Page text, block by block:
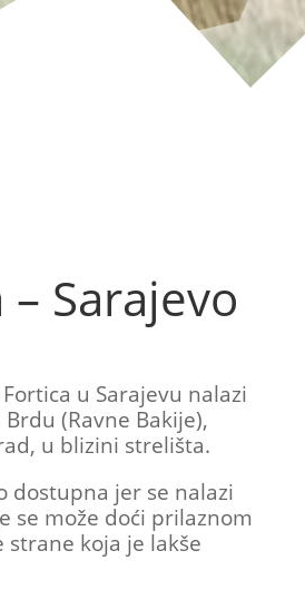
Sarajevo
u Sarajevu nalazi
(Ravne Bakije),
u blizini strelišta.
dostupna jer se nalazi
se može doći prilaznom
strane koja je lakše